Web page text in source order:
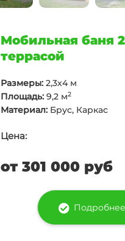
Мобильная баня
террасой
Размеры: 2,3х4 м
Площадь: 9,2 м2
Материал: Брус, Каркас
Цена:
от 301 000 руб
Подробнее